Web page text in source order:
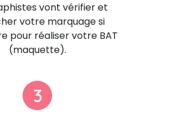
vont vérifier et
votre marquage si
pour réaliser votre BAT
(maquette).
3